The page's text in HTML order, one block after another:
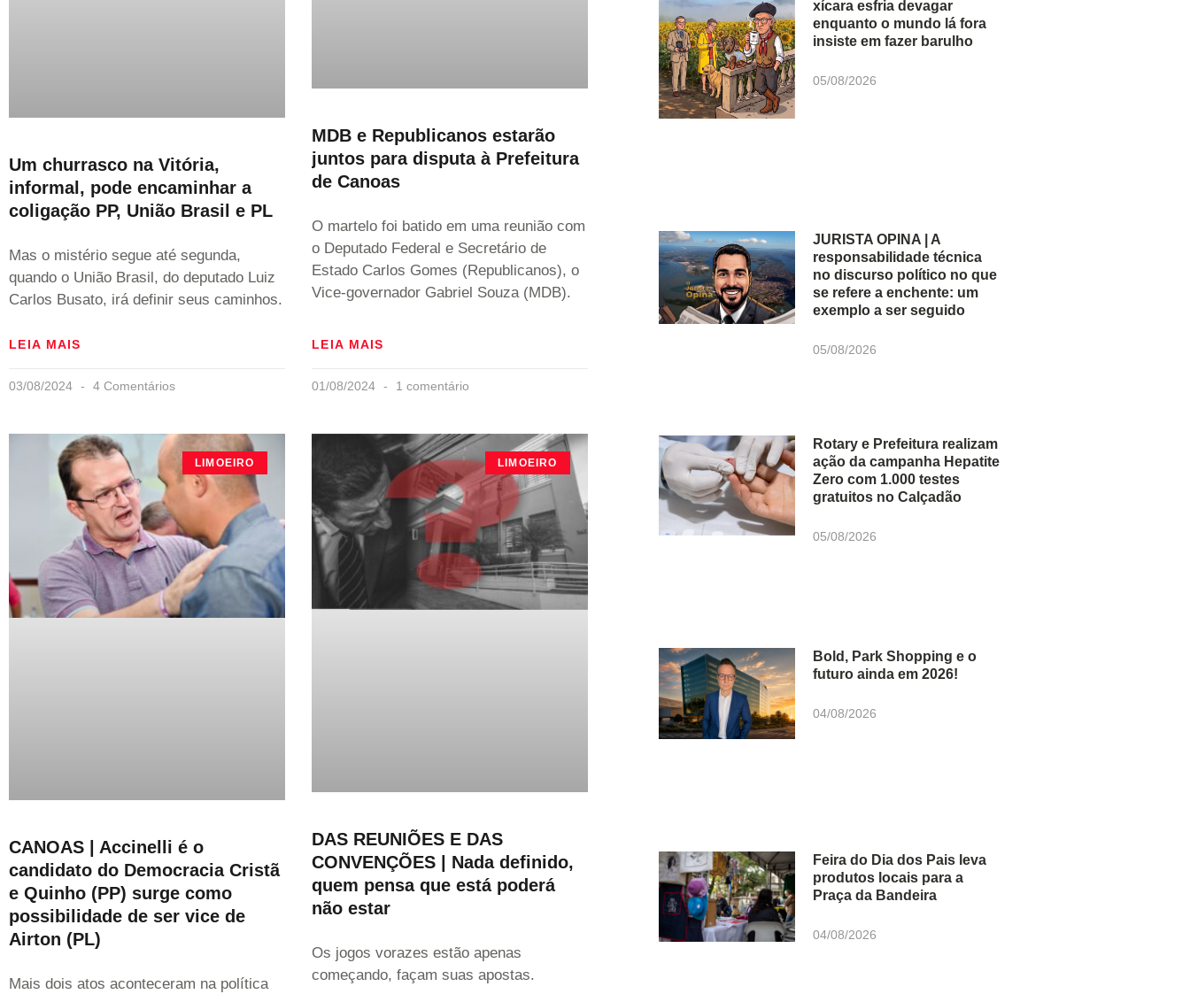
Um churrasco na Vitória,
informal, pode encaminhar a
coligação PP, União Brasil e PL
Mas o mistério segue até segunda,
quando o União Brasil, do deputado Luiz
Carlos Busato, irá definir seus caminhos.
LEIA MAIS
03/08/2024 4 Comentários
MDB e Republicanos estarão
juntos para disputa à Prefeitura
de Canoas
O martelo foi batido em uma reunião com
o Deputado Federal e Secretário de
Estado Carlos Gomes (Republicanos), o
Vice-governador Gabriel Souza (MDB).
LEIA MAIS
01/08/2024 1 comentário
LIMOEIRO
CANOAS | Accinelli é o
candidato do Democracia Cristã
e Quinho (PP) surge como
possibilidade de ser vice de
Airton (PL)
Mais dois atos aconteceram na política
LIMOEIRO
DAS REUNIÕES E DAS
CONVENÇÕES | Nada definido,
quem pensa que está poderá
não estar
Os jogos vorazes estão apenas
começando, façam suas apostas.
xícara esfria devagar
enquanto o mundo lá fora
insiste em fazer barulho
05/08/2026
JURISTA OPINA | A
responsabilidade técnica
no discurso político no que
se refere a enchente: um
exemplo a ser seguido
05/08/2026
Rotary e Prefeitura realizam
ação da campanha Hepatite
Zero com 1.000 testes
gratuitos no Calçadão
05/08/2026
Bold, Park Shopping e o
futuro ainda em 2026!
04/08/2026
Feira do Dia dos Pais leva
produtos locais para a
Praça da Bandeira
04/08/2026